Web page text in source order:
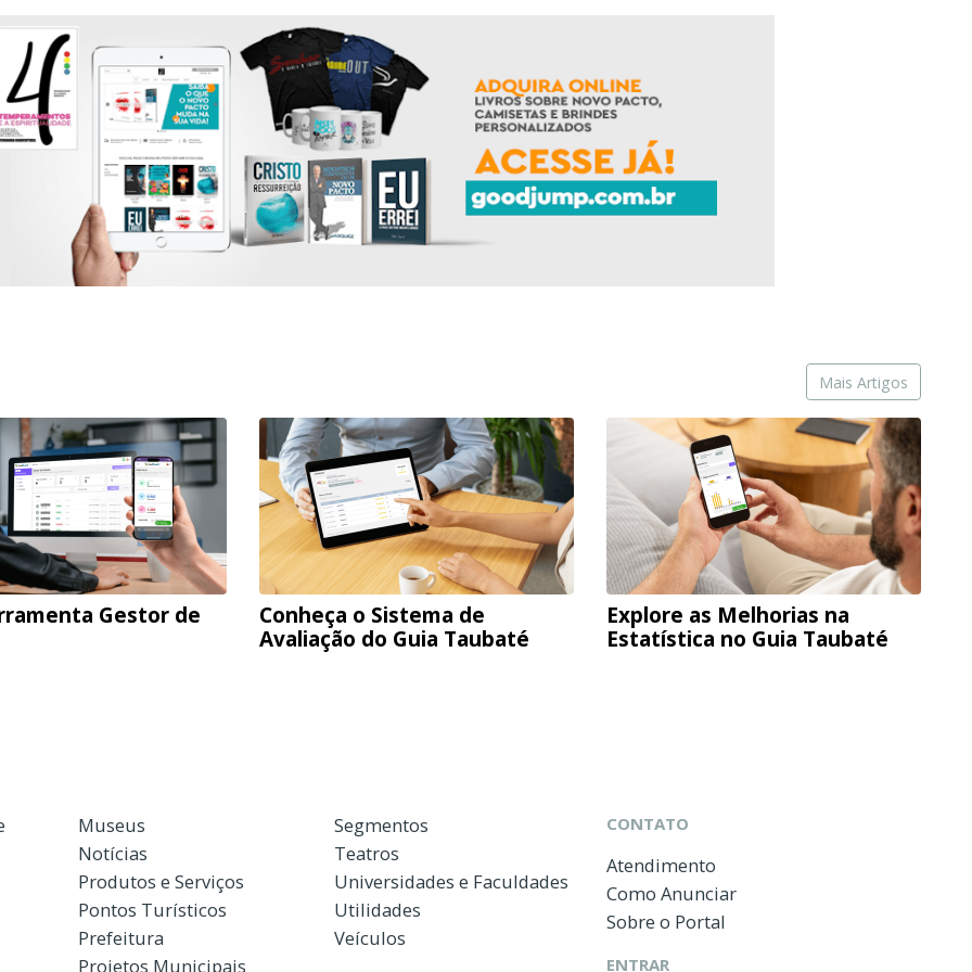
Mais Artigos
Gestor de
Conheça o Sistema de
Avaliação do Guia Taubaté
Explore as Melhorias na
Estatística no Guia Taubaté
Museus
Notícias
Produtos e Serviços
Pontos Turísticos
Prefeitura
Projetos Municipais
Segmentos
Teatros
Universidades e Faculdades
Utilidades
Veículos
CONTATO
Atendimento
Como Anunciar
Sobre o Portal
ENTRAR